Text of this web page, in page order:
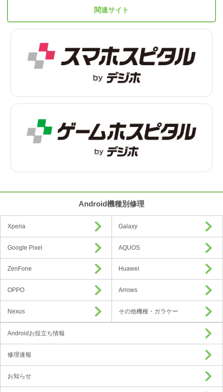
関連サイト
Android機種別修理
Xperia Galaxy
Google Pixel AQUOS
ZenFone Huawei
OPPO Arrows
Nexus その他機種・ガラケー
Androidお役立ち情報
修理速報
お知らせ